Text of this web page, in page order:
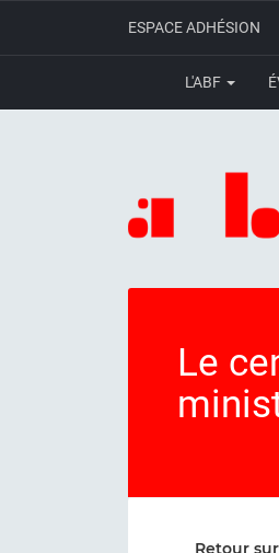
ESPACE ADHÉSION
L'ABF
Le
Retour